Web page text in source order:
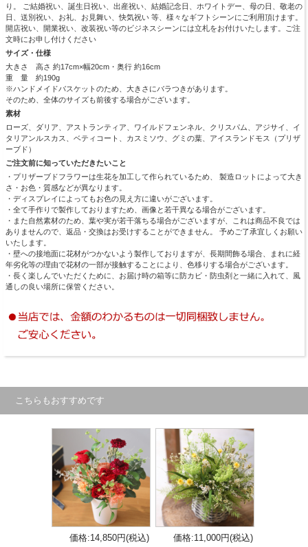
り。 ご結婚祝い、誕生日祝い、出産祝い、結婚記念日、ホワイトデー、母の日、敬老の
日、送別祝い、お礼、お見舞い、快気祝い 等、様々なギフトシーンにご利用頂けます。
開店祝い、開業祝い、改装祝い等のビジネスシーンには立札をお付けいたします。ご注
文時にお申し付けください
サイズ・仕様
大きさ 高さ 約17cm×幅20cm・奥行 約16cm
重 量 約190g
※ハンドメイドバスケットのため、大きさにバラつきがあります。
そのため、全体のサイズも前後する場合がございます。
素材
ローズ、ダリア、アストランティア、ワイルドフェンネル、クリスパム、アジサイ、イ
タリアンルスカス、ベティコート、カスミソウ、グミの葉、アイスランドモス（プリザ
ーブド）
ご注文前に知っていただきたいこと
・プリザーブドフラワーは生花を加工して作られているため、 製造ロットによって大き
さ・お色・質感などが異なります。
・ディスプレイによってもお色の見え方に違いがございます。
・全て手作りで製作しておりますため、画像と若干異なる場合がございます。
・また自然素材のため、葉や実が若干落ちる場合がございますが、これは商品不良では
ありませんので、返品・交換はお受けすることができません。 予めご了承宜しくお願い
いたします。
・壁への接地面に花材がつかないよう製作しておりますが、長期間飾る場合、まれに経
年劣化等の理由で花材の一部が接触することにより、色移りする場合がございます。
・長く楽しんでいただくために、お届け時の箱等に防カビ・防虫剤と一緒に入れて、風
通しの良い場所に保管ください。
こちらもおすすめです
価格:14,850円(税込) 価格:11,000円(税込)